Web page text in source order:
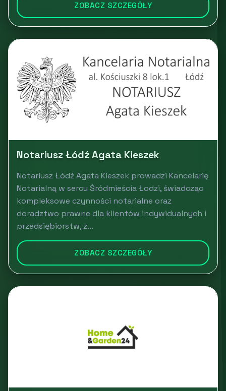
ZOBACZ SZCZEGÓŁY
Notariusz Łódź Agata Kieszek
Notariusz Łódź Agata Kieszek prowadzi Kancelarię
Notarialną w sercu Śródmieścia Łodzi, świadcząc
kompleksowe czynności notarialne oraz
doradztwo prawne dla klientów indywidualnych i
przedsiębiorstw, z...
ZOBACZ SZCZEGÓŁY